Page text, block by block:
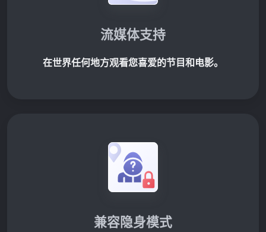
流媒体支持
在世界任何地方观看您喜爱的节目和电影。
兼容隐身模式